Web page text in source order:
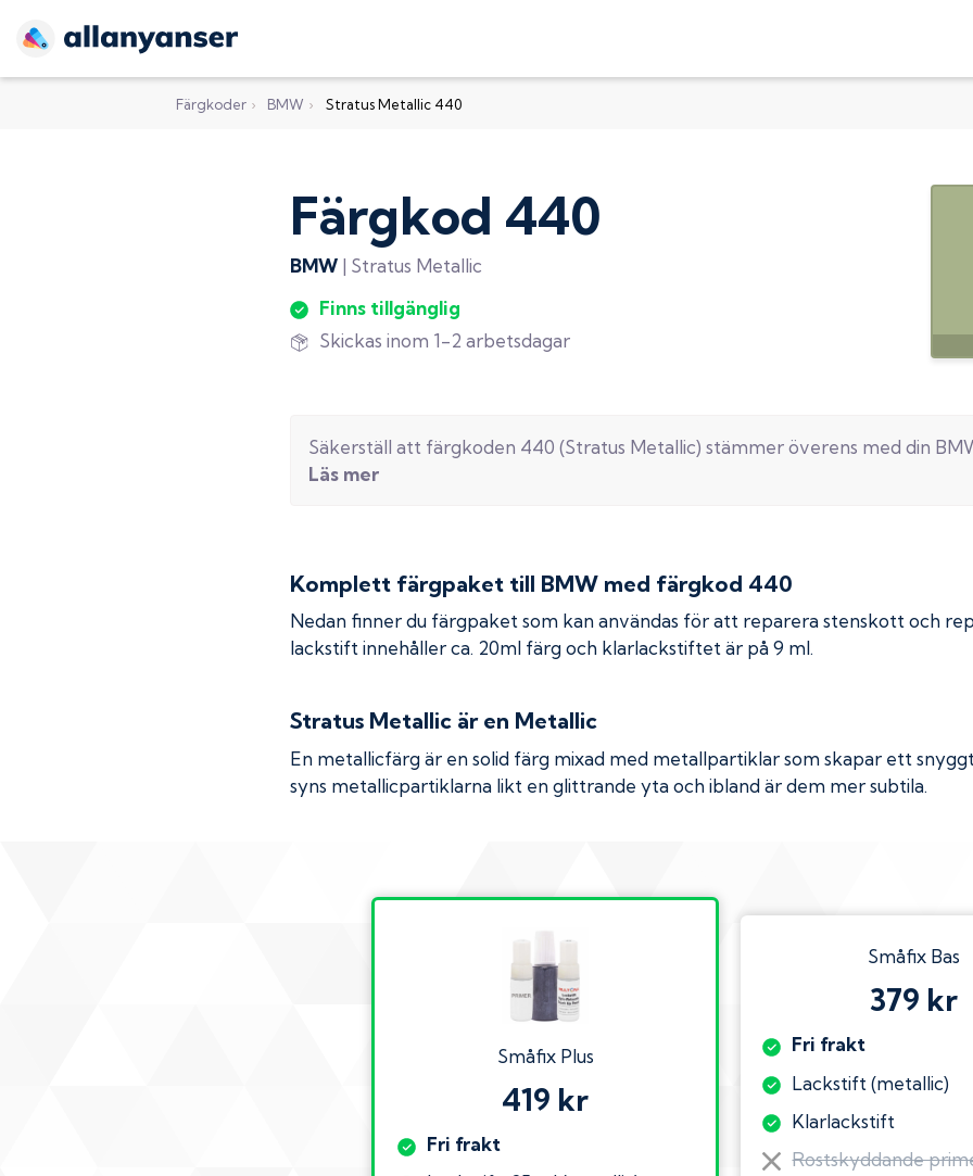
Färgkoder › BMW › Stratus Metallic 440
Färgkod 440
BMW | Stratus Metallic
Finns tillgänglig
Skickas inom 1-2 arbetsdagar
Säkerställ att färgkoden 440 (Stratus Metallic) stämmer överens med din
Läs mer
Komplett färgpaket till BMW med färgkod 440
Nedan finner du färgpaket som kan användas för att reparera stenskott och
lackstift innehåller ca. 20ml färg och klarlackstiftet är på 9 ml.
Stratus Metallic är en Metallic
En metallicfärg är en solid färg mixad med metallpartiklar som skapar ett
syns metallicpartiklarna likt en glittrande yta och ibland är dem mer subtila.
Småfix Plus
419 kr
Fri frakt
Småfix Bas
379 kr
Fri frakt
Lackstift (metallic)
Klarlackstift
Rostskyddande